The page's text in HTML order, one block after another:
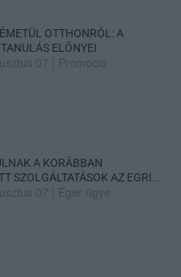
OTTHONRÓL: A
ELŐNYEI
07 Promóció
A KORÁBBAN
SZOLGÁLTATÁSOK AZ EGRI...
07 Eger ügye